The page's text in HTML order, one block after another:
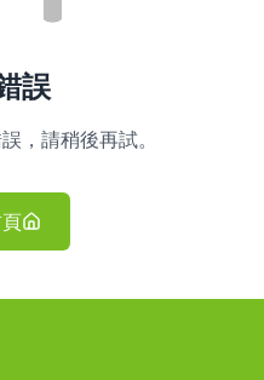
誤
，請稍後再試。